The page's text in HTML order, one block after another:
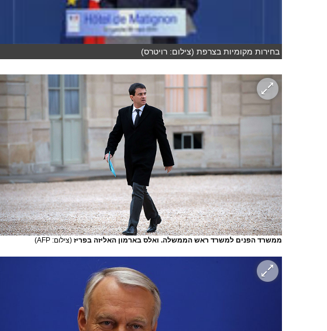
בחירות מקומיות בצרפת (צילום: רויטרס)
ממשרד הפנים למשרד ראש הממשלה. ואלס בארמון האליזה בפריז (צילום: AFP)